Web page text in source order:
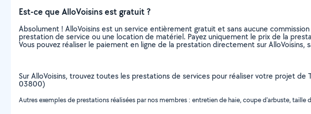
Est-ce que AlloVoisins est gratuit ?
Absolument ! AlloVoisins est un service entièrement gratuit et sans aucune
prestation de service ou une location de matériel. Payez uniquement le prix de la
Vous pouvez réaliser le paiement en ligne de la prestation directement sur AlloVoisins,
Sur AlloVoisins, trouvez toutes les prestations de services pour réaliser votre projet
03800)
Autres exemples de prestations réalisées par nos membres : entretien de haie, coupe d'arbuste, taille